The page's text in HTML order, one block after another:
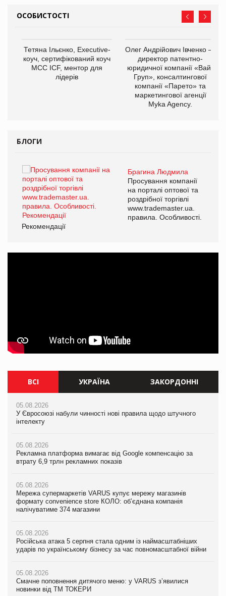
ОСОБИСТОСТІ
Тетяна Ільєнко, Executive-
коуч, сертифікований коуч
МСС ICF, ментор для
лідерів
Олег Андрійович Івченко —
директор патентно-
юридичної компанії «Вайз
Груп», консалтингової
компанії «Парето» та
маркетингової агенції
Myka Agency.
БЛОГИ
Брагина Людмила
Просування компанії
на порталі оптової та
роздрібної торгівлі
www.trademaster.ua.
правила. Особливості.
Рекомендації
ВСІ УКРАЇНА ЗАКОРДОННІ
05.08.2026
У Євросоюзі набули чинності нові правила щодо штучного
інтелекту
05.08.2026
Рекламна платформа вимагає від Google компенсацію за
втрату 6,9 трлн рекламних показів
05.08.2026
Мережа супермаркетів VARUS купує мережу магазинів
формату convenience store КОЛО: об’єднана компанія
налічуватиме 374 магазини
05.08.2026
Російська атака 5 серпня стала одним із наймасштабніших
ударів по українському бізнесу за час повномасштабної війни
05.08.2026
Смачне поповнення дитячого меню: у VARUS з’явилися
новинки від ТМ ТОКЕРИ
05.08.2026
У Євросоюзі набули чинності нові правила щодо штучного
інтелекту
05.08.2026
Рекламна платформа вимагає від Google компенсацію за
втрату 6,9 трлн рекламних показів
05.08.2026
Мережа супермаркетів VARUS купує мережу магазинів
формату convenience store КОЛО: об’єднана компанія
налічуватиме 374 магазини
05.08.2026
Російська атака 5 серпня стала одним із наймасштабніших
ударів по українському бізнесу за час повномасштабної війни
05.08.2026
Смачне поповнення дитячого меню: у VARUS з’явилися
новинки від ТМ ТОКЕРИ
05.08.2026
У Євросоюзі набули чинності нові правила щодо штучного
інтелекту
05.08.2026
Рекламна платформа вимагає від Google компенсацію за
втрату 6,9 трлн рекламних показів
05.08.2026
Adidas витратила понад $1 млрд на маркетинг за квартал
продуктів